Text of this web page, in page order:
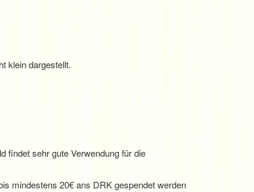
klein dargestellt.
findet sehr gute Verwendung für die
mindestens 20€ ans DRK gespendet werden